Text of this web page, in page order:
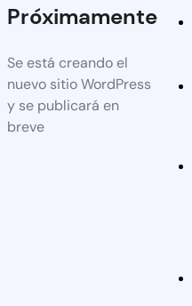
Próximamente
Se está creando el
nuevo sitio WordPress
y se publicará en
breve